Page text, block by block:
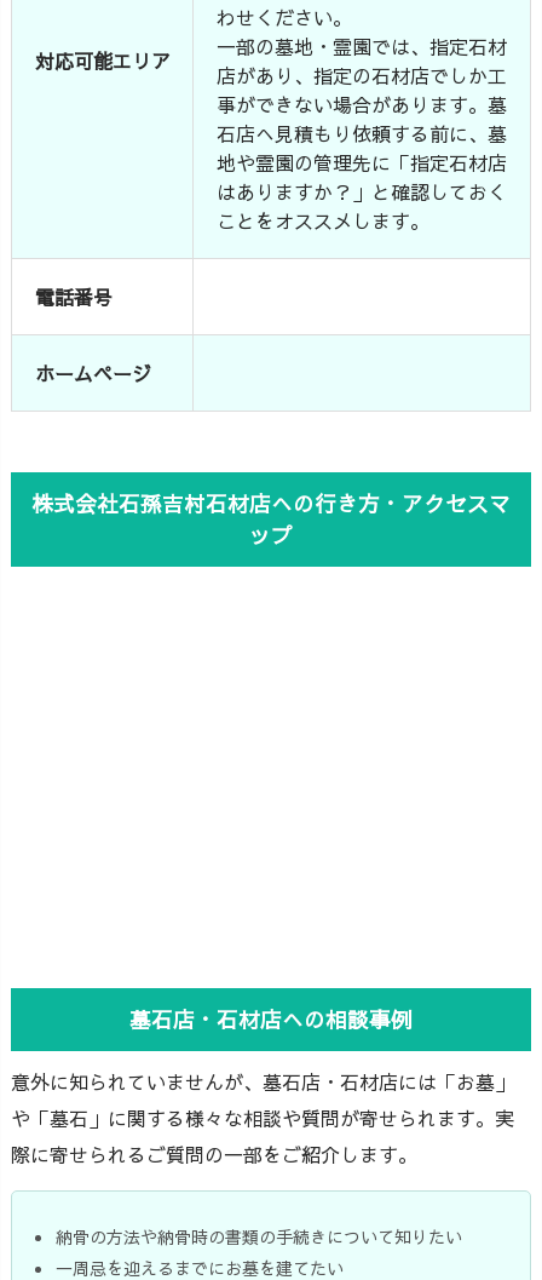
対応可能エリア
わせください。
一部の墓地・霊園では、指定石材
店があり、指定の石材店でしか工
事ができない場合があります。墓
石店へ見積もり依頼する前に、墓
地や霊園の管理先に「指定石材店
はありますか？」と確認しておく
ことをオススメします。
電話番号
ホームページ
株式会社石孫吉村石材店への行き方・アクセスマ
ップ
墓石店・石材店への相談事例
意外に知られていませんが、墓石店・石材店には「お墓」
や「墓石」に関する様々な相談や質問が寄せられます。実
際に寄せられるご質問の一部をご紹介します。
納骨の方法や納骨時の書類の手続きについて知りたい
一周忌を迎えるまでにお墓を建てたい